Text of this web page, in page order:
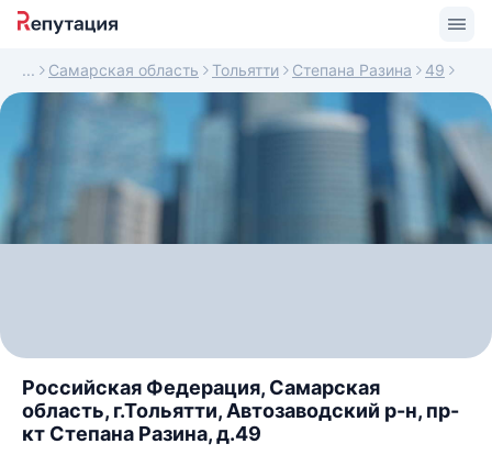
Самарская область Тольятти Степана Разина 49
Российская Федерация, Самарская
область, г.Тольятти, Автозаводский р-н, пр-
кт Степана Разина, д.49